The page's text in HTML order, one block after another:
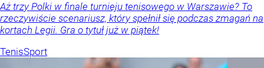
Aż trzy Polki w finale turnieju tenisowego w Warszawie? To
rzeczywiście scenariusz, który spełnił się podczas zmagań na
kortach Legii. Gra o tytuł już w piątek!
TenisSport